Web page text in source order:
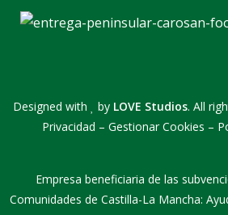
Designed with by LOVE Studios. All
Privacidad – Gestionar Cookies –
Empresa beneficiaria de las
Comunidades de Castilla-La Mancha: